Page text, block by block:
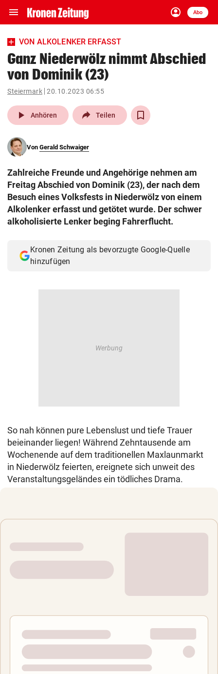
menu Navigation
ein-/ausklappen
account_circle
Anmelden
Abo
close Schließen
account_circle Anmelden
pin_drop
Wien arrow_right
search
eingeben
© Krone Multimedia GmbH & Co KG 2026
VON ALKOLENKER ERFASST
Ganz Niederwölz nimmt Abschied
von Dominik (23)
Steiermark 20.10.2023 06:55
play_arrow Anhören Teilen
Von Gerald Schwaiger
Zahlreiche Freunde und Angehörige nehmen am
Freitag Abschied von Dominik (23), der nach dem
Besuch eines Volksfests in Niederwölz von einem
Alkolenker erfasst und getötet wurde. Der schwer
alkoholisierte Lenker beging Fahrerflucht.
Kronen Zeitung als bevorzugte Google-Quelle
hinzufügen
So nah können pure Lebenslust und tiefe Trauer
beieinander liegen! Während Zehntausende am
Wochenende auf dem traditionellen Maxlaunmarkt
in Niederwölz feierten, ereignete sich unweit des
Veranstaltungsgeländes ein tödliches Drama.